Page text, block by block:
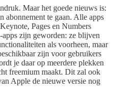
Maar het goede nieuws is:
abonnement te gaan. Alle apps
Pages en Numbers
apps zijn geworden: ze blijven
als voorheen, maar
zijn voor gebruikers
je daar op meerdere plekken
freemium maakt. Dit zal ook
Apple de nieuwe versie nog